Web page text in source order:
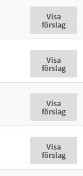
Visa
förslag
Visa
förslag
Visa
förslag
Visa
förslag